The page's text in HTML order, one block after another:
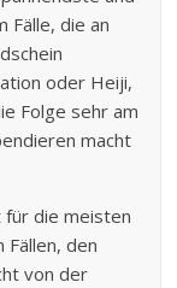
Fälle, die an
oder Heiji,
Folge sehr am
macht
für die meisten
Fällen, den
von der